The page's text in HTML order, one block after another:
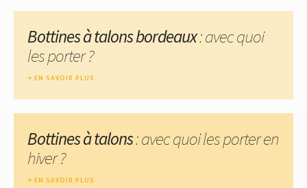
Bottines à talons bordeaux: avec quoi
les porter ?
EN SAVOIR PLUS
Bottines à talons: avec quoi les porter en
hiver ?
EN SAVOIR PLUS